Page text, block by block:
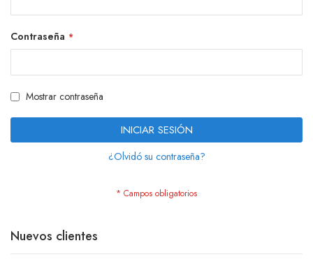
Contraseña
Mostrar contraseña
INICIAR SESIÓN
¿Olvidó su contraseña?
Nuevos clientes